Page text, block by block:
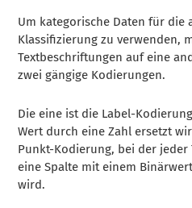
Um kategorische Daten für die
Klassifizierung zu verwenden,
Textbeschriftungen auf eine
zwei gängige Kodierungen.
Die eine ist die Label-
Wert durch eine Zahl ersetzt
Punkt-Kodierung, bei der
eine Spalte mit einem
wird.